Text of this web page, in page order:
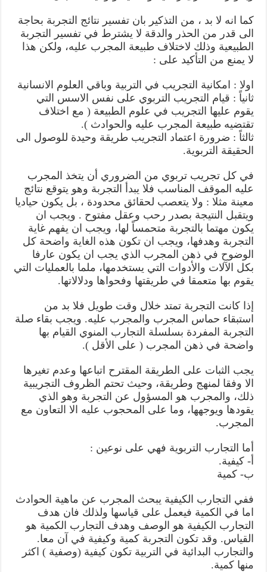
كما انه لا بد ، من التذكير بان تفسير نتائج التجربة بحاجة
الى قدر من الحذر والدقة لا يشترط في تفسير التجربة
الطبيعية وذلك لاختلاف طبيعة المجرب عليه، ولكن هذا
لا يمنع من التأكيد على :
اولا : امكانية التجريب في التربية وباقي العلوم الانسانية
ثانياً : قيام التجريب التربوي على نفس الاسس التي
يقوم عليها التجريب في علوم الطبيعة ( مع اختلاف
تقتضيه طبيعة المجرب عليه والحوادث ).
ثالثاً : ضرورة اعتماد التجريب طريقة وحيدة للوصول الى
الحقيقة التربوية.
في كل تجريب تربوي من الضروري أن يتخذ المجرب
عليه الموقف المناسب فلا يبدأ التجربة وهو يتوقع نتائج
معينة مثلا : ولا يتعصب لحقائق محدودة ، بل يكون حياديا
ويتقبل النتيجة بصدر رحب وعقل مفتوح . ويجب ان
يكون مهتما بالتجربة متحمساً لها، ويجب ان يفهم غاية
التجربة وهدفها، ويجب ان تكون هذه الغاية واضحة كل
الوضوح في ذهن المجرب الذي يجب ان يكون عارفا
بكل الآلات والأدوات التي يستخدمها، ملما بالعمليات التي
يقوم بها متعمقا في طريقتها وفحواها ودلالاتها.
إذا كانت التجربة تمتد خلال وقت طويل فلا بد من
استبقاء حماس المجرب والمجرب عليه. ويجب بقاء صلة
التجربة المفردة بسلسلة التجارب المنوي القيام بها
واضحة في ذهن المجرب ( على الأقل ).
يجب الثبات على الطريقة المقترح اتباعها وعدم تغيرها
الا وفقا لمنهج وطريقة، وحيث تحتم الظروف التجريبية
ذلك، والمجرب هو المسؤول عن التجربة وهو الذي
يقودها ويوجهها، وما على المحجوب عليه الا التعاون مع
المجرب.
أما التجارب التربوية فهي على نوعين :
أ- كيفية.
ب- كمية
ففي التجارب الكيفية يبحث المجرب عن ماهية الحوادث
اما في الكمية فيعمل على قياسها ولذلك فان هدف
التجارب الكيفية هو الوصف وهدف التجارب الكمية هو
القياس. وقد تكون التجربة كمية وكيفية في آن معا.
والتجارب البدائية في التربية تكون كيفية (وصفية ) اكثر
منها كمية.